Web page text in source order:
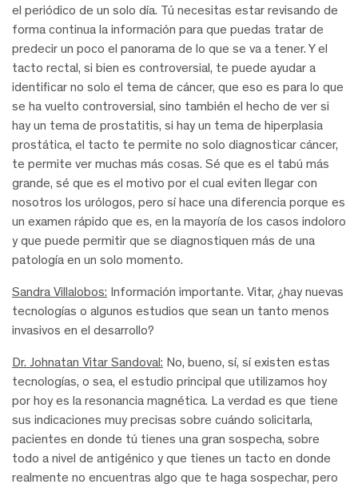
el periódico de un solo día. Tú necesitas estar revisando de
forma continua la información para que puedas tratar de
predecir un poco el panorama de lo que se va a tener. Y el
tacto rectal, si bien es controversial, te puede ayudar a
identificar no solo el tema de cáncer, que eso es para lo que
se ha vuelto controversial, sino también el hecho de ver si
hay un tema de prostatitis, si hay un tema de hiperplasia
prostática, el tacto te permite no solo diagnosticar cáncer,
te permite ver muchas más cosas. Sé que es el tabú más
grande, sé que es el motivo por el cual eviten llegar con
nosotros los urólogos, pero sí hace una diferencia porque es
un examen rápido que es, en la mayoría de los casos indoloro
y que puede permitir que se diagnostiquen más de una
patología en un solo momento.
Sandra Villalobos: Información importante. Vitar, ¿hay nuevas
tecnologías o algunos estudios que sean un tanto menos
invasivos en el desarrollo?
Dr. Johnatan Vitar Sandoval: No, bueno, sí, sí existen estas
tecnologías, o sea, el estudio principal que utilizamos hoy
por hoy es la resonancia magnética. La verdad es que tiene
sus indicaciones muy precisas sobre cuándo solicitarla,
pacientes en donde tú tienes una gran sospecha, sobre
todo a nivel de antigénico y que tienes un tacto en donde
realmente no encuentras algo que te haga sospechar, pero